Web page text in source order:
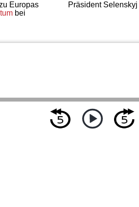
Europas
bei
Präsident Selenskyj